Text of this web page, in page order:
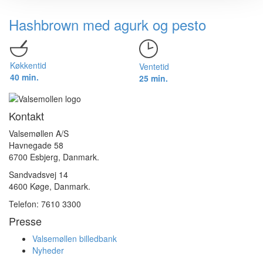
Hashbrown med agurk og pesto
Køkkentid
40 min.
Ventetid
25 min.
Kontakt
Valsemøllen A/S
Havnegade 58
6700 Esbjerg, Danmark.
Sandvadsvej 14
4600 Køge, Danmark.
Telefon: 7610 3300
Presse
Valsemøllen billedbank
Nyheder